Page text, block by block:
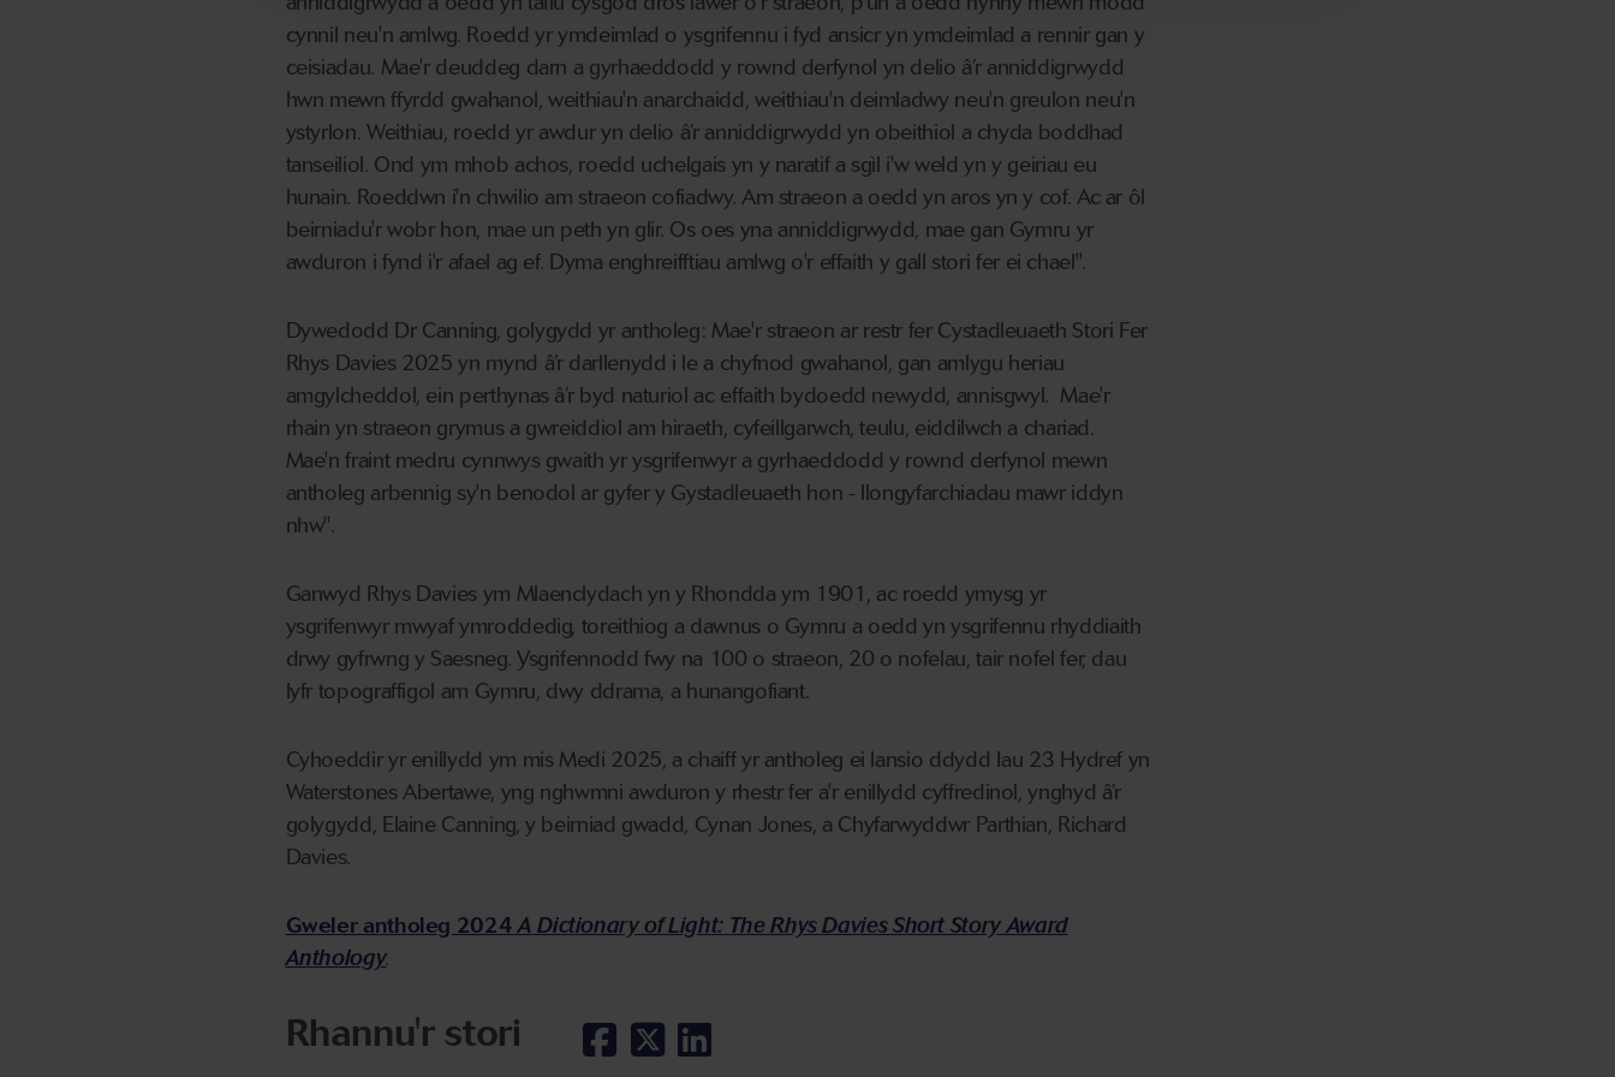
cynnil neu'n amlwg. Roedd yr ymdeimlad o ysgrifennu i fyd ansicr yn ymdeimlad a rennir gan y
ceisiadau. Mae'r deuddeg darn a gyrhaeddodd y rownd derfynol yn delio â’r anniddigrwydd
hwn mewn ffyrdd gwahanol, weithiau'n anarchaidd, weithiau'n deimladwy neu'n greulon neu'n
ystyrlon. Weithiau, roedd yr awdur yn delio â’r anniddigrwydd yn obeithiol a chyda boddhad
tanseiliol. Ond ym mhob achos, roedd uchelgais yn y naratif a sgìl i'w weld yn y geiriau eu
hunain. Roeddwn i'n chwilio am straeon cofiadwy. Am straeon a oedd yn aros yn y cof. Ac ar ôl
beirniadu'r wobr hon, mae un peth yn glir. Os oes yna anniddigrwydd, mae gan Gymru yr
awduron i fynd i'r afael ag ef. Dyma enghreifftiau amlwg o'r effaith y gall stori fer ei chael".
Dywedodd Dr Canning, golygydd yr antholeg: Mae'r straeon ar restr fer Cystadleuaeth Stori Fer
Rhys Davies 2025 yn mynd â’r darllenydd i le a chyfnod gwahanol, gan amlygu heriau
amgylcheddol, ein perthynas â’r byd naturiol ac effaith bydoedd newydd, annisgwyl. Mae'r
rhain yn straeon grymus a gwreiddiol am hiraeth, cyfeillgarwch, teulu, eiddilwch a chariad.
Mae'n fraint medru cynnwys gwaith yr ysgrifenwyr a gyrhaeddodd y rownd derfynol mewn
antholeg arbennig sy'n benodol ar gyfer y Gystadleuaeth hon - llongyfarchiadau mawr iddyn
nhw".
Ganwyd Rhys Davies ym Mlaenclydach yn y Rhondda ym 1901, ac roedd ymysg yr
ysgrifenwyr mwyaf ymroddedig, toreithiog a dawnus o Gymru a oedd yn ysgrifennu rhyddiaith
drwy gyfrwng y Saesneg. Ysgrifennodd fwy na 100 o straeon, 20 o nofelau, tair nofel fer, dau
lyfr topograffigol am Gymru, dwy ddrama, a hunangofiant.
Cyhoeddir yr enillydd ym mis Medi 2025, a chaiff yr antholeg ei lansio ddydd Iau 23 Hydref yn
Waterstones Abertawe, yng nghwmni awduron y rhestr fer a'r enillydd cyffredinol, ynghyd â’r
golygydd, Elaine Canning, y beirniad gwadd, Cynan Jones, a Chyfarwyddwr Parthian, Richard
Davies.
Gweler antholeg 2024A Dictionary of Light: The Rhys Davies Short Story Award
Anthology.
Rhannu'r stori